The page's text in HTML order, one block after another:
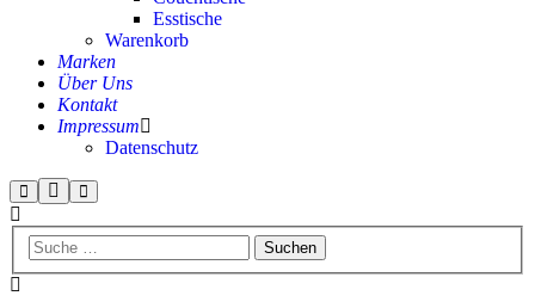
Esstische
Warenkorb
Marken
Über Uns
Kontakt
Impressum
Datenschutz